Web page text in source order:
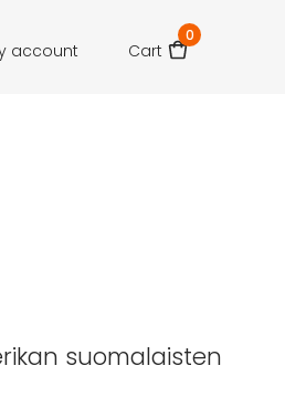
account Cart
0
suomalaisten